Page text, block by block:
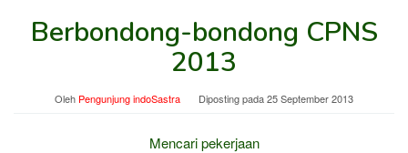
Berbondong-bondong CPNS
2013
Oleh Pengunjung indoSastra Diposting pada25 September 2013
Mencari pekerjaan